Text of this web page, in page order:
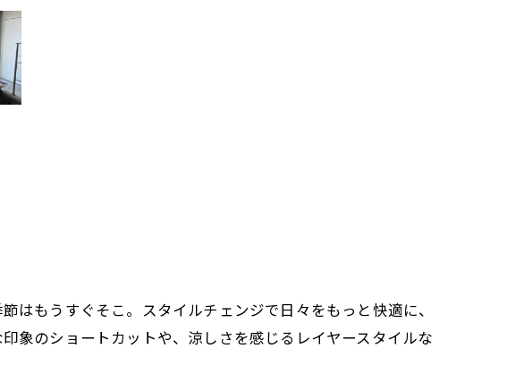
もうすぐそこ。スタイルチェンジで日々をもっと快適に、
象のショートカットや、涼しさを感じるレイヤースタイルな